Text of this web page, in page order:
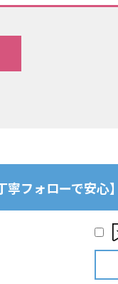
フォローで安心】